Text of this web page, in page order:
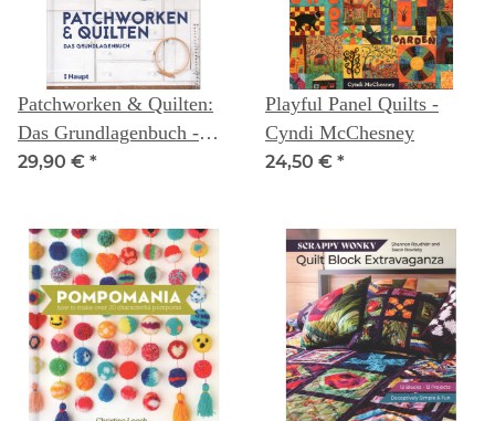
Patchworken & Quilten:
Das Grundlagenbuch -
Uta Hanson
29,90 € *
Playful Panel Quilts -
Cyndi McChesney
24,50 € *